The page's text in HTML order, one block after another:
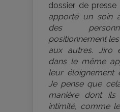
dossier de
apporté un soin
des
positionnement
aux autres. Jiro
dans le même
leur éloignement
Je pense que
manière dont ils
intimité, comme